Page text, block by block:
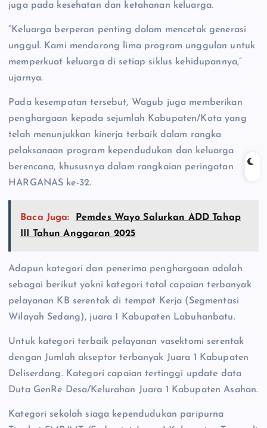
juga pada kesehatan dan ketahanan keluarga.
“Keluarga berperan penting dalam mencetak generasi
unggul. Kami mendorong lima program unggulan untuk
memperkuat keluarga di setiap siklus kehidupannya,”
ujarnya.
Pada kesempatan tersebut, Wagub juga memberikan
penghargaan kepada sejumlah Kabupaten/Kota yang
telah menunjukkan kinerja terbaik dalam rangka
pelaksanaan program kependudukan dan keluarga
berencana, khususnya dalam rangkaian peringatan
HARGANAS ke-32.
Baca Juga:
Pemdes Wayo Salurkan ADD Tahap
III Tahun Anggaran 2025
Adapun kategori dan penerima penghargaan adalah
sebagai berikut yakni kategori total capaian terbanyak
pelayanan KB serentak di tempat Kerja (Segmentasi
Wilayah Sedang), juara 1 Kabupaten Labuhanbatu.
Untuk kategori terbaik pelayanan vasektomi serentak
dengan Jumlah akseptor terbanyak Juara 1 Kabupaten
Deliserdang. Kategori capaian tertinggi update data
Duta GenRe Desa/Kelurahan Juara 1 Kabupaten Asahan.
Kategori sekolah siaga kependudukan paripurna